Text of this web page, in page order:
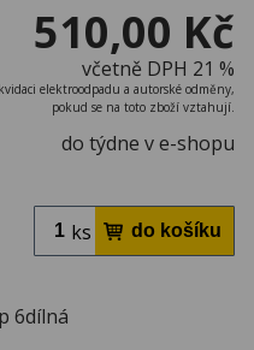
510,00 Kč
včetně DPH 21 %
elektroodpadu a autorské odměny,
pokud se na toto zboží vztahují.
do týdne v e-shopu
ks
6dílná